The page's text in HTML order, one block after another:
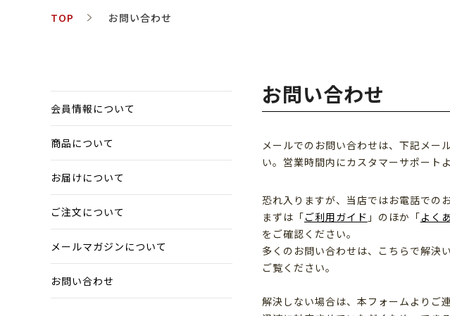
TOP お問い合わせ
お問い合わせ
メールでのお問い合わせは、下記メー
い。営業時間内にカスタマーサポート
恐れ入りますが、当店ではお電話での
まずは「ご利用ガイド 」のほか「よく
をご確認ください。
多くのお問い合わせは、こちらで解決
ご覧ください。
解決しない場合は、本フォームよりご
会員情報について
商品について
お届けについて
ご注文について
メールマガジンについて
お問い合わせ